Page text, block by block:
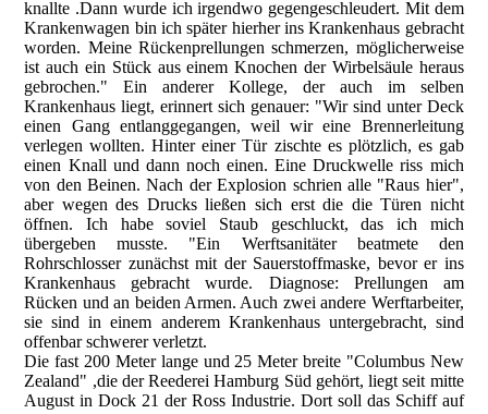
knallte .Dann wurde ich irgendwo gegengeschleudert. Mit dem
Krankenwagen bin ich später hierher ins Krankenhaus gebracht
worden. Meine Rückenprellungen schmerzen, möglicherweise
ist auch ein Stück aus einem Knochen der Wirbelsäule heraus
gebrochen." Ein anderer Kollege, der auch im selben
Krankenhaus liegt, erinnert sich genauer: "Wir sind unter Deck
einen Gang entlanggegangen, weil wir eine Brennerleitung
verlegen wollten. Hinter einer Tür zischte es plötzlich, es gab
einen Knall und dann noch einen. Eine Druckwelle riss mich
von den Beinen. Nach der Explosion schrien alle "Raus hier",
aber wegen des Drucks ließen sich erst die die Türen nicht
öffnen. Ich habe soviel Staub geschluckt, das ich mich
übergeben musste. "Ein Werftsanitäter beatmete den
Rohrschlosser zunächst mit der Sauerstoffmaske, bevor er ins
Krankenhaus gebracht wurde. Diagnose: Prellungen am
Rücken und an beiden Armen. Auch zwei andere Werftarbeiter,
sie sind in einem anderem Krankenhaus untergebracht, sind
offenbar schwerer verletzt.
Die fast 200 Meter lange und 25 Meter breite "Columbus New
Zealand" ,die der Reederei Hamburg Süd gehört, liegt seit mitte
August in Dock 21 der Ross Industrie. Dort soll das Schiff auf